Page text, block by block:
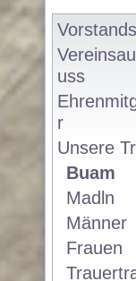
uss
r
Unsere
Buam
Madln
Männer
Frauen